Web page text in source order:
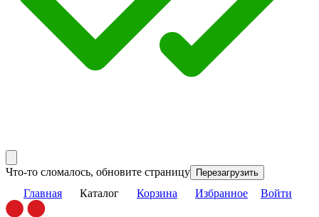
Что-то сломалось, обновите страницу Перезагрузить
Главная Каталог Корзина Избранное Войти